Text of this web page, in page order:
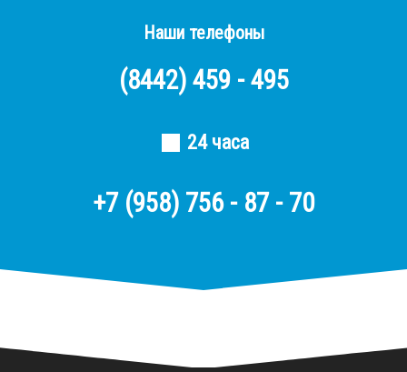
Наши телефоны
(8442) 459 - 495
24 часа
+7 (958) 756 - 87 - 70